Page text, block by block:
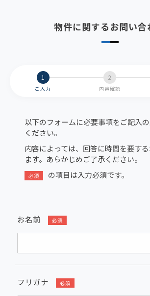
物件に関するお問い合
ご入力 内容確認
以下のフォームに必要事項をご記入
ください。
内容によっては、回答に時間を要す
ます。あらかじめご了承ください。
必須 の項目は入力必須です。
お名前 必須
フリガナ 必須